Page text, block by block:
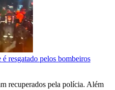
resgatado pelos bombeiros
recuperados pela polícia. Além